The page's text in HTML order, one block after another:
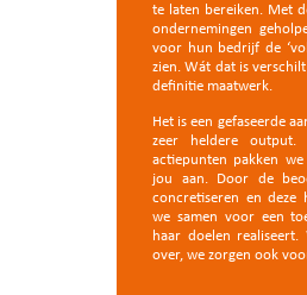
te laten bereiken. Met
ondernemingen
voor hun bedrijf de
zien. Wát dat is
definitie maatwerk.
Het is een gefaseerde
zeer heldere output.
actiepunten pakken
jou aan. Door de
concretiseren en deze
we samen voor een
haar doelen
over, we zorgen ook